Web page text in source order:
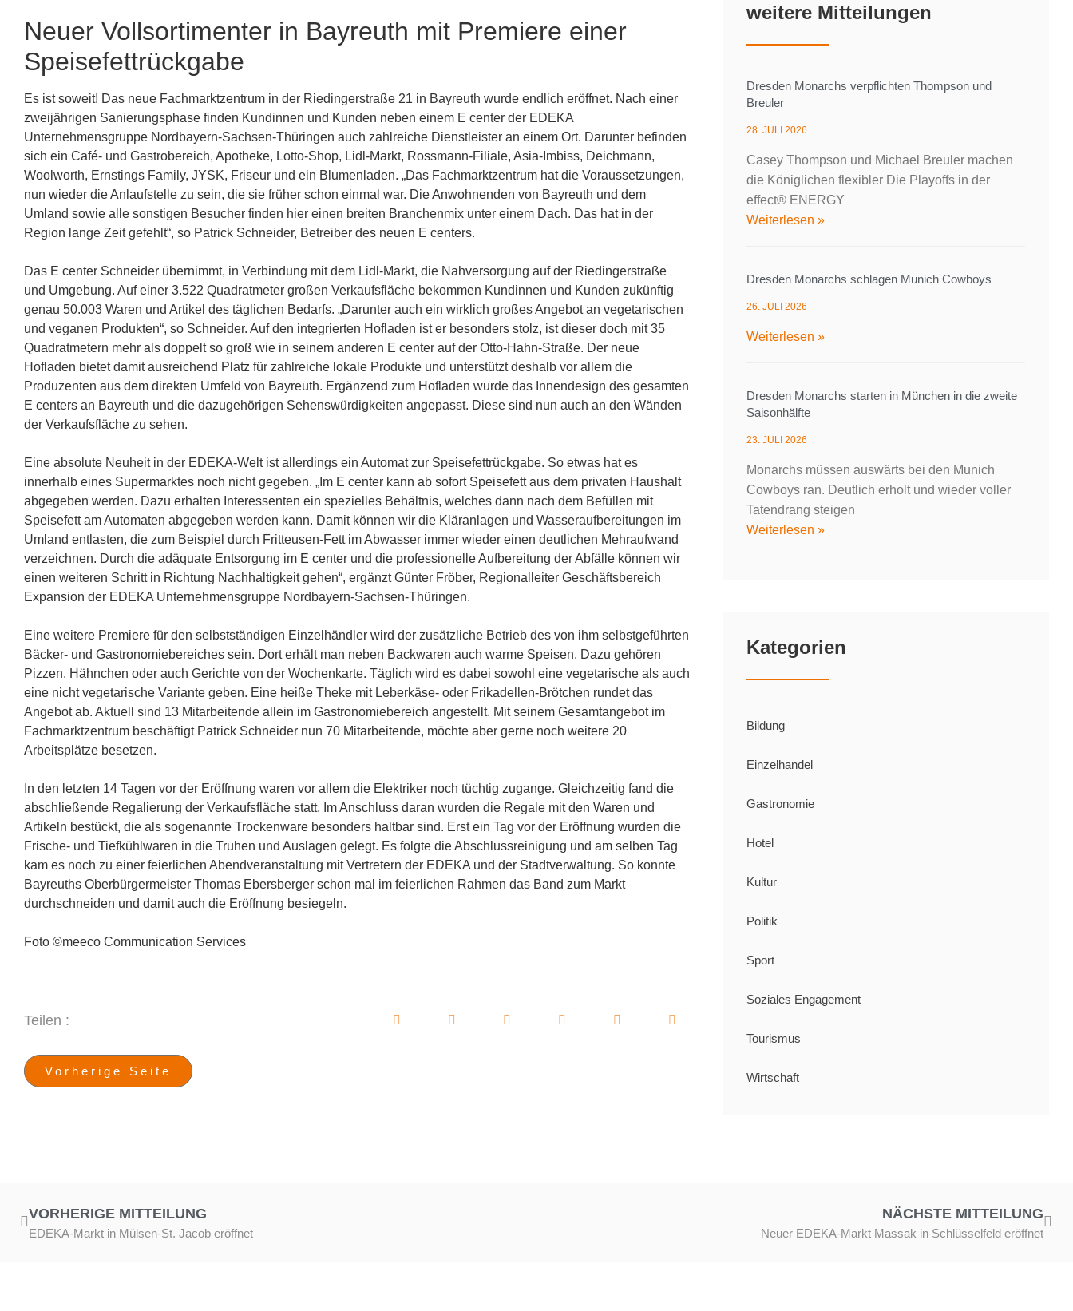
Neuer Vollsortimenter in Bayreuth mit Premiere einer
Speisefettrückgabe
Es ist soweit! Das neue Fachmarktzentrum in der Riedingerstraße 21 in Bayreuth wurde endlich eröffnet. Nach einer
zweijährigen Sanierungsphase finden Kundinnen und Kunden neben einem E center der EDEKA
Unternehmensgruppe Nordbayern-Sachsen-Thüringen auch zahlreiche Dienstleister an einem Ort. Darunter befinden
sich ein Café- und Gastrobereich, Apotheke, Lotto-Shop, Lidl-Markt, Rossmann-Filiale, Asia-Imbiss, Deichmann,
Woolworth, Ernstings Family, JYSK, Friseur und ein Blumenladen. „Das Fachmarktzentrum hat die Voraussetzungen,
nun wieder die Anlaufstelle zu sein, die sie früher schon einmal war. Die Anwohnenden von Bayreuth und dem
Umland sowie alle sonstigen Besucher finden hier einen breiten Branchenmix unter einem Dach. Das hat in der
Region lange Zeit gefehlt“, so Patrick Schneider, Betreiber des neuen E centers.
Das E center Schneider übernimmt, in Verbindung mit dem Lidl-Markt, die Nahversorgung auf der Riedingerstraße
und Umgebung. Auf einer 3.522 Quadratmeter großen Verkaufsfläche bekommen Kundinnen und Kunden zukünftig
genau 50.003 Waren und Artikel des täglichen Bedarfs. „Darunter auch ein wirklich großes Angebot an vegetarischen
und veganen Produkten“, so Schneider. Auf den integrierten Hofladen ist er besonders stolz, ist dieser doch mit 35
Quadratmetern mehr als doppelt so groß wie in seinem anderen E center auf der Otto-Hahn-Straße. Der neue
Hofladen bietet damit ausreichend Platz für zahlreiche lokale Produkte und unterstützt deshalb vor allem die
Produzenten aus dem direkten Umfeld von Bayreuth. Ergänzend zum Hofladen wurde das Innendesign des gesamten
E centers an Bayreuth und die dazugehörigen Sehenswürdigkeiten angepasst. Diese sind nun auch an den Wänden
der Verkaufsfläche zu sehen.
Eine absolute Neuheit in der EDEKA-Welt ist allerdings ein Automat zur Speisefettrückgabe. So etwas hat es
innerhalb eines Supermarktes noch nicht gegeben. „Im E center kann ab sofort Speisefett aus dem privaten Haushalt
abgegeben werden. Dazu erhalten Interessenten ein spezielles Behältnis, welches dann nach dem Befüllen mit
Speisefett am Automaten abgegeben werden kann. Damit können wir die Kläranlagen und Wasseraufbereitungen im
Umland entlasten, die zum Beispiel durch Fritteusen-Fett im Abwasser immer wieder einen deutlichen Mehraufwand
verzeichnen. Durch die adäquate Entsorgung im E center und die professionelle Aufbereitung der Abfälle können wir
einen weiteren Schritt in Richtung Nachhaltigkeit gehen“, ergänzt Günter Fröber, Regionalleiter Geschäftsbereich
Expansion der EDEKA Unternehmensgruppe Nordbayern-Sachsen-Thüringen.
Eine weitere Premiere für den selbstständigen Einzelhändler wird der zusätzliche Betrieb des von ihm selbstgeführten
Bäcker- und Gastronomiebereiches sein. Dort erhält man neben Backwaren auch warme Speisen. Dazu gehören
Pizzen, Hähnchen oder auch Gerichte von der Wochenkarte. Täglich wird es dabei sowohl eine vegetarische als auch
eine nicht vegetarische Variante geben. Eine heiße Theke mit Leberkäse- oder Frikadellen-Brötchen rundet das
Angebot ab. Aktuell sind 13 Mitarbeitende allein im Gastronomiebereich angestellt. Mit seinem Gesamtangebot im
Fachmarktzentrum beschäftigt Patrick Schneider nun 70 Mitarbeitende, möchte aber gerne noch weitere 20
Arbeitsplätze besetzen.
In den letzten 14 Tagen vor der Eröffnung waren vor allem die Elektriker noch tüchtig zugange. Gleichzeitig fand die
abschließende Regalierung der Verkaufsfläche statt. Im Anschluss daran wurden die Regale mit den Waren und
Artikeln bestückt, die als sogenannte Trockenware besonders haltbar sind. Erst ein Tag vor der Eröffnung wurden die
Frische- und Tiefkühlwaren in die Truhen und Auslagen gelegt. Es folgte die Abschlussreinigung und am selben Tag
kam es noch zu einer feierlichen Abendveranstaltung mit Vertretern der EDEKA und der Stadtverwaltung. So konnte
Bayreuths Oberbürgermeister Thomas Ebersberger schon mal im feierlichen Rahmen das Band zum Markt
durchschneiden und damit auch die Eröffnung besiegeln.
Foto ©meeco Communication Services
Teilen :
Vorherige Seite
weitere Mitteilungen
Dresden Monarchs verpflichten Thompson und
Breuler
28. JULI 2026
Casey Thompson und Michael Breuler machen
die Königlichen flexibler Die Playoffs in der
effect® ENERGY
Weiterlesen »
Dresden Monarchs schlagen Munich Cowboys
26. JULI 2026
Weiterlesen »
Dresden Monarchs starten in München in die zweite
Saisonhälfte
23. JULI 2026
Monarchs müssen auswärts bei den Munich
Cowboys ran. Deutlich erholt und wieder voller
Tatendrang steigen
Weiterlesen »
Kategorien
Bildung
Einzelhandel
Gastronomie
Hotel
Kultur
Politik
Sport
Soziales Engagement
Tourismus
Wirtschaft
VORHERIGE MITTEILUNG
EDEKA-Markt in Mülsen-St. Jacob eröffnet
NÄCHSTE MITTEILUNG
Neuer EDEKA-Markt Massak in Schlüsselfeld eröffnet